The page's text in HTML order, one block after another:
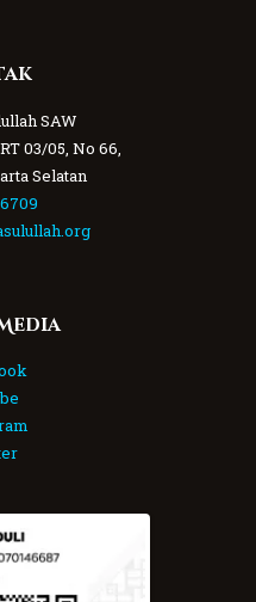
SAW
03/05, No 66,
Selatan